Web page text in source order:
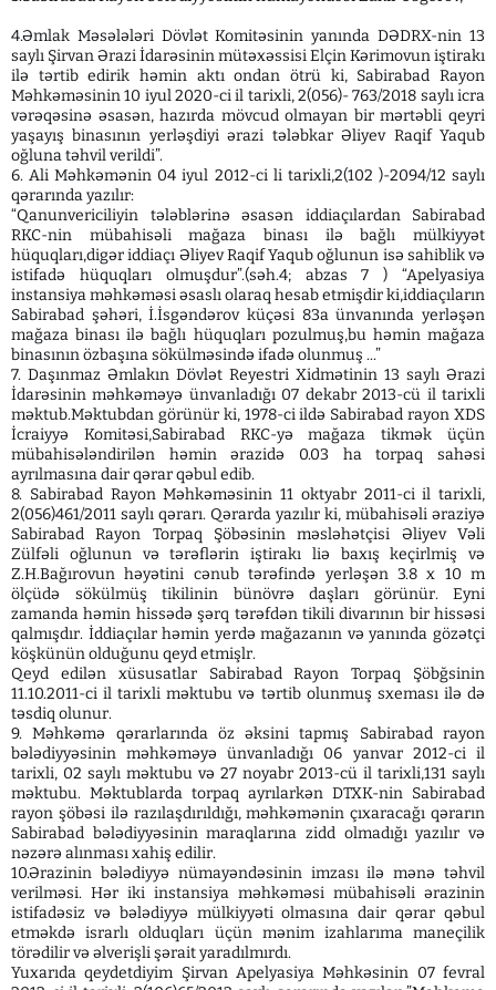
4.Əmlak Məsələləri Dövlət Komitəsinin yanında DƏDRX-nin 13
saylı Şirvan Ərazi İdarəsinin mütəxəssisi Elçin Kərimovun iştirakı
ilə tərtib edirik həmin aktı ondan ötrü ki, Sabirabad Rayon
Məhkəməsinin 10 iyul 2020-ci il tarixli, 2(056)- 763/2018 saylı icra
vərəqəsinə əsasən, hazırda mövcud olmayan bir mərtəbli qeyri
yaşayış binasının yerləşdiyi ərazi tələbkar Əliyev Raqif Yaqub
oğluna təhvil verildi”.
6. Ali Məhkəmənin 04 iyul 2012-ci li tarixli,2(102 )-2094/12 saylı
qərarında yazılır:
“Qanunvericiliyin tələblərinə əsasən iddiaçılardan Sabirabad
RKC-nin mübahisəli mağaza binası ilə bağlı mülkiyyət
hüquqları,digər iddiaçı Əliyev Raqif Yaqub oğlunun isə sahiblik və
istifadə hüquqları olmuşdur”.(səh.4; abzas 7 ) “Apelyasiya
instansiya məhkəməsi əsaslı olaraq hesab etmişdir ki,iddiaçıların
Sabirabad şəhəri, İ.İsgəndərov küçəsi 83a ünvanında yerləşən
mağaza binası ilə bağlı hüquqları pozulmuş,bu həmin mağaza
binasının özbaşına sökülməsində ifadə olunmuş ...”
7. Daşınmaz Əmlakın Dövlət Reyestri Xidmətinin 13 saylı Ərazi
İdarəsinin məhkəməyə ünvanladığı 07 dekabr 2013-cü il tarixli
məktub.Məktubdan görünür ki, 1978-ci ildə Sabirabad rayon XDS
İcraiyyə Komitəsi,Sabirabad RKC-yə mağaza tikmək üçün
mübahisələndirilən həmin ərazidə 0.03 ha torpaq sahəsi
ayrılmasına dair qərar qəbul edib.
8. Sabirabad Rayon Məhkəməsinin 11 oktyabr 2011-ci il tarixli,
2(056)461/2011 saylı qərarı. Qərarda yazılır ki, mübahisəli əraziyə
Sabirabad Rayon Torpaq Şöbəsinin məsləhətçisi Əliyev Vəli
Zülfəli oğlunun və tərəflərin iştirakı liə baxış keçirlmiş və
Z.H.Bağırovun həyətini cənub tərəfində yerləşən 3.8 x 10 m
ölçüdə sökülmüş tikilinin bünövrə daşları görünür. Eyni
zamanda həmin hissədə şərq tərəfdən tikili divarının bir hissəsi
qalmışdır. İddiaçılar həmin yerdə mağazanın və yanında gözətçi
köşkünün olduğunu qeyd etmişlr.
Qeyd edilən xüsusatlar Sabirabad Rayon Torpaq Şöbğsinin
11.10.2011-ci il tarixli məktubu və tərtib olunmuş sxeması ilə də
təsdiq olunur.
9. Məhkəmə qərarlarında öz əksini tapmış Sabirabad rayon
bələdiyyəsinin məhkəməyə ünvanladığı 06 yanvar 2012-ci il
tarixli, 02 saylı məktubu və 27 noyabr 2013-cü il tarixli,131 saylı
məktubu. Məktublarda torpaq ayrılarkən DTXK-nin Sabirabad
rayon şöbəsi ilə razılaşdırıldığı, məhkəmənin çıxaracağı qərarın
Sabirabad bələdiyyəsinin maraqlarına zidd olmadığı yazılır və
nəzərə alınması xahiş edilir.
10.Ərazinin bələdiyyə nümayəndəsinin imzası ilə mənə təhvil
verilməsi. Hər iki instansiya məhkəməsi mübahisəli ərazinin
istifadəsiz və bələdiyyə mülkiyyəti olmasına dair qərar qəbul
etməkdə israrlı olduqları üçün mənim izahlarıma maneçilik
törədilir və əlverişli şərait yaradılmırdı.
Yuxarıda qeydetdiyim Şirvan Apelyasiya Məhkəsinin 07 fevral